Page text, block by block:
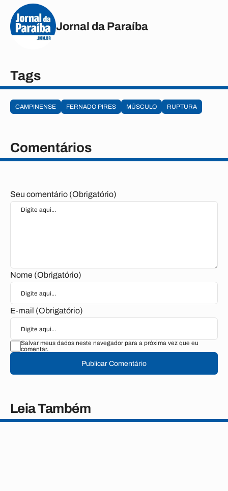
Jornal da Paraíba
Tags
CAMPINENSE FERNADO PIRES MÚSCULO RUPTURA
Comentários
Seu comentário (Obrigatório)
Nome (Obrigatório)
E-mail (Obrigatório)
Salvar meus dados neste navegador para a próxima vez que eu
comentar.
Publicar Comentário
Leia Também